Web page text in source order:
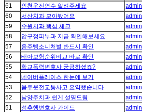
61
인천운전연수 알려주세요 admin
60
서산치과 모아봤어요 admin
59
수원치과 핵심 체크 admin
58
압구정피부과 지금 확인해보세요 admin
57
음주뺑소니처벌 반드시 확인 admin
56
태아보험순위비교 바로 확인 admin
55
학교폭력변호사 궁금하셨죠? admin
54
네이버플레이스 한눈에 보기 admin
53
음주운전교통사고 요약했습니다 admin
52
남양주치과 쉽게 설명드림 admin
51
성추행변호사 가이드 admin